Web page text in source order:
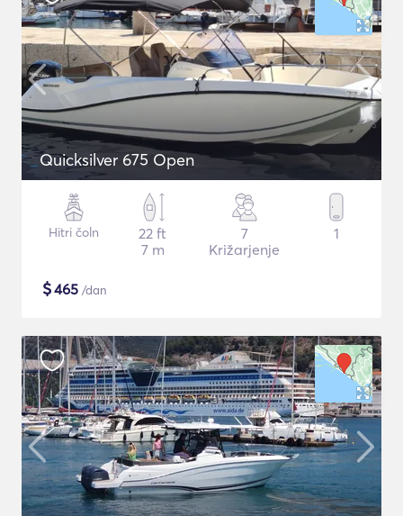
Quicksilver 675 Open
Hitri čoln
22 ft
7 m
7
Križarjenje
1
$465 /dan